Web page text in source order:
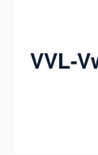
VVL-